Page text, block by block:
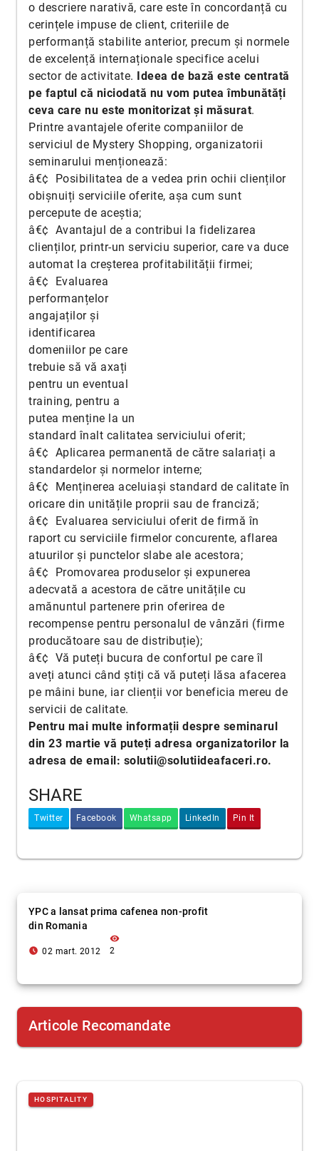
o descriere narativă, care este în concordanță cu
cerințele impuse de client, criteriile de
performanță stabilite anterior, precum și normele
de excelență internaționale specifice acelui
sector de activitate. Ideea de bază este centrată
pe faptul că niciodată nu vom putea îmbunătăți
ceva care nu este monitorizat și măsurat.
Printre avantajele oferite companiilor de
serviciul de Mystery Shopping, organizatorii
seminarului menționează:
â€¢ Posibilitatea de a vedea prin ochii clienților
obișnuiți serviciile oferite, așa cum sunt
percepute de aceștia;
â€¢ Avantajul de a contribui la fidelizarea
clienților, printr-un serviciu superior, care va duce
automat la creșterea profitabilității firmei;
â€¢ Evaluarea
performanțelor
angajaților și
identificarea
domeniilor pe care
trebuie să vă axați
pentru un eventual
training, pentru a
putea menține la un
standard înalt calitatea serviciului oferit;
â€¢ Aplicarea permanentă de către salariați a
standardelor și normelor interne;
â€¢ Menținerea aceluiași standard de calitate în
oricare din unitățile proprii sau de franciză;
â€¢ Evaluarea serviciului oferit de firmă în
raport cu serviciile firmelor concurente, aflarea
atuurilor și punctelor slabe ale acestora;
â€¢ Promovarea produselor și expunerea
adecvată a acestora de către unitățile cu
amănuntul partenere prin oferirea de
recompense pentru personalul de vânzări (firme
producătoare sau de distribuție);
â€¢ Vă puteți bucura de confortul pe care îl
aveți atunci când știți că vă puteți lăsa afacerea
pe mâini bune, iar clienții vor beneficia mereu de
servicii de calitate.
Pentru mai multe informații despre seminarul
din 23 martie vă puteți adresa organizatorilor la
adresa de email: solutii@solutiideafaceri.ro.
SHARE
Twitter Facebook Whatsapp LinkedIn Pin It
YPC a lansat prima cafenea non-profit
din Romania
access_time_filled 02 mart. 2012
visibility
2
Articole Recomandate
HOSPITALITY